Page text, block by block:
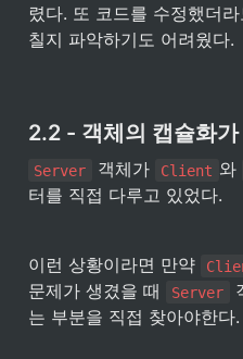
렸다. 또 코드를 수정했더
칠지 파악하기도 어려웠다.
2.2 - 객체의 캡슐화
Server 객체가 Client 와
터를 직접 다루고 있었다.
이런 상황이라면 만약
문제가 생겼을 때
Server
는 부분을 직접 찾아야한다.